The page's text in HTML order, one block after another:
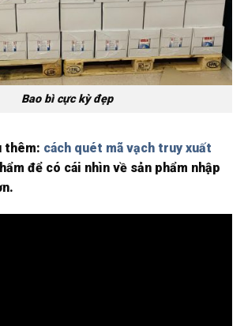
Bao bì cực kỳ đẹp
thêm: cách quét mã vạch truy xuất
để có cái nhìn về sản phẩm nhập